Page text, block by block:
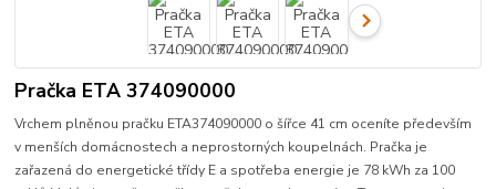
Pračka ETA 374090000
Vrchem plněnou pračku ETA374090000 o šířce 41 cm oceníte především
v menších domácnostech a neprostorných koupelnách. Pračka je
zařazená do energetické třídy E a spotřeba energie je 78 kWh za 100